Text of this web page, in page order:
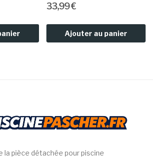
33,99 €
Ajouter au panier
la pièce détachée pour piscine